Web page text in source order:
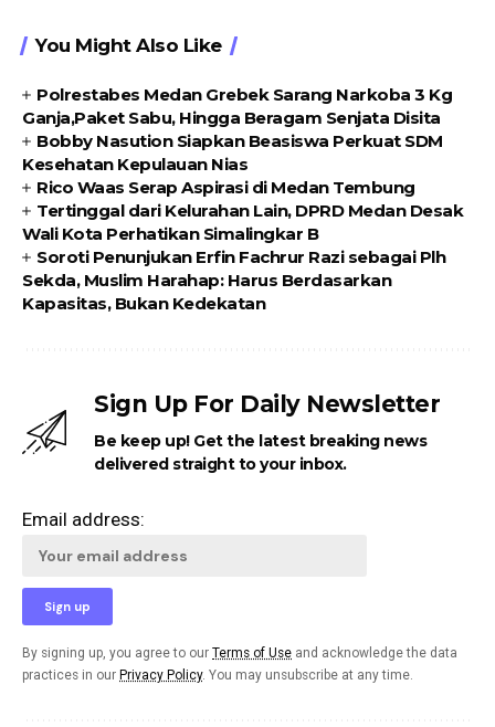
You Might Also Like
Polrestabes Medan Grebek Sarang Narkoba 3 Kg
Ganja,Paket Sabu, Hingga Beragam Senjata Disita
Bobby Nasution Siapkan Beasiswa Perkuat SDM
Kesehatan Kepulauan Nias
Rico Waas Serap Aspirasi di Medan Tembung
Tertinggal dari Kelurahan Lain, DPRD Medan Desak
Wali Kota Perhatikan Simalingkar B
Soroti Penunjukan Erfin Fachrur Razi sebagai Plh
Sekda, Muslim Harahap: Harus Berdasarkan
Kapasitas, Bukan Kedekatan
Sign Up For Daily Newsletter
Be keep up! Get the latest breaking news
delivered straight to your inbox.
Email address:
By signing up, you agree to our Terms of Use and acknowledge the data
practices in our Privacy Policy. You may unsubscribe at any time.